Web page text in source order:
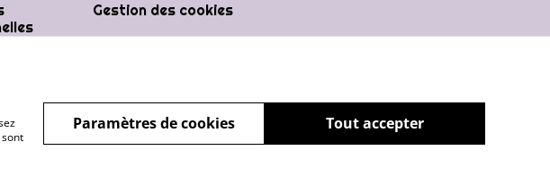
Gestion des cookies
Tout accepter
Paramètres de cookies